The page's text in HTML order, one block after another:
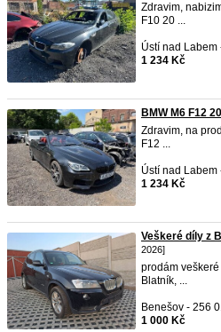
Zdravim,
F10 20 ...
Ústí nad Labem
1 234 Kč
BMW M6 F12
Zdravim, na
F12 ...
Ústí nad Labem
1 234 Kč
Veškeré díly z
2026]
prodám
Blatník, ...
Benešov - 256
1 000 Kč